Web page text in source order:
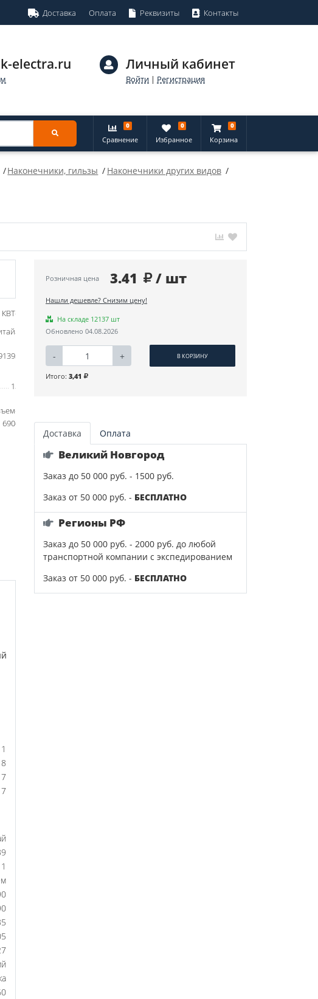
Доставка Оплата Реквизиты Контакты
electra.ru Личный кабинет
Войти | Регистрация
0
Сравнение
0
Избранное
0
Корзина
Наконечники, гильзы
Наконечники других видов
КВТ
1
690
Розничная цена 3.41 / шт
Нашли дешевле? Снизим цену!
На складе 12137 шт
Обновлено 04.08.2026
- + В КОРЗИНУ
Итого: 3,41
Доставка Оплата
Великий Новгород
Заказ до 50 000 руб. - 1500 руб.
Заказ от 50 000 руб. - БЕСПЛАТНО
Регионы РФ
Заказ до 50 000 руб. - 2000 руб. до любой
транспортной компании с экспедированием
Заказ от 50 000 руб. - БЕСПЛАТНО
1
7
7
1